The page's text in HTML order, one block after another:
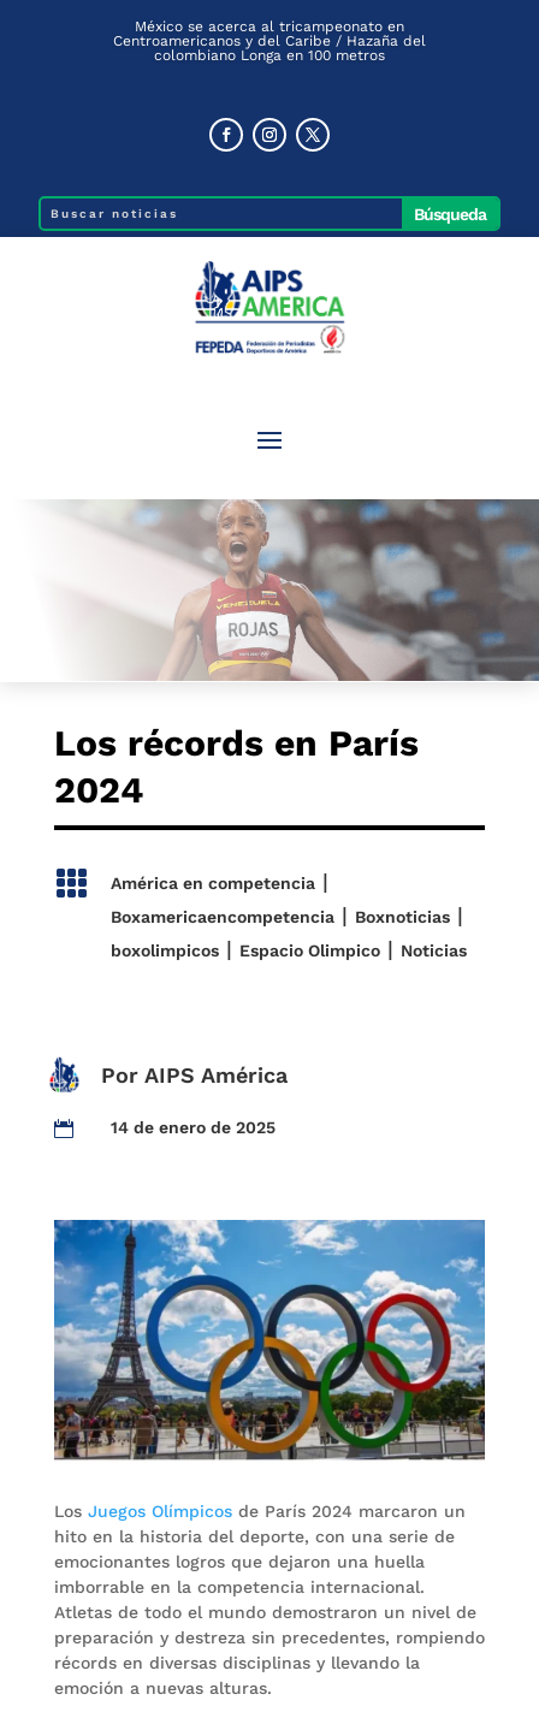
México se acerca al tricampeonato en
Centroamericanos y del Caribe / Hazaña del
colombiano Longa en 100 metros
Los récords en París
2024
 América en competencia|
Boxamericaencompetencia| Boxnoticias|
boxolimpicos| Espacio Olimpico| Noticias
Por AIPS América
 14 de enero de 2025
Los Juegos Olímpicosde París 2024 marcaron un
hito en la historia del deporte, con una serie de
emocionantes logros que dejaron una huella
imborrable en la competencia internacional.
Atletas de todo el mundo demostraron un nivel de
preparación y destreza sin precedentes, rompiendo
récords en diversas disciplinas y llevando la
emoción a nuevas alturas.